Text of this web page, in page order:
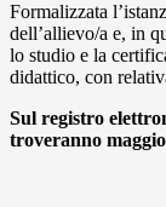
Formalizzata
dell’allievo/a e, in
lo studio e la
didattico, con
Sul registro
troveranno